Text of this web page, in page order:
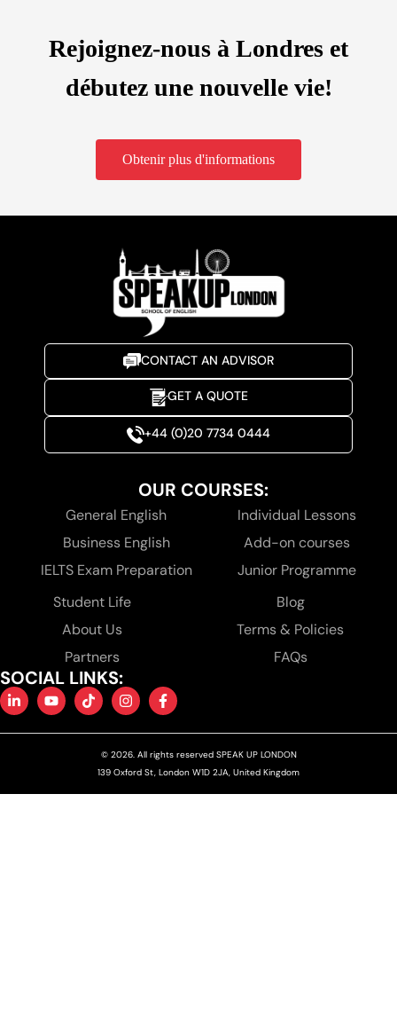
Rejoignez-nous à Londres et
débutez une nouvelle vie!
Obtenir plus d'informations
CONTACT AN ADVISOR
GET A QUOTE
+44 (0)20 7734 0444
OUR COURSES:
General English
Business English
IELTS Exam Preparation
Individual Lessons
Add-on courses
Junior Programme
Student Life
About Us
Partners
Blog
Terms & Policies
FAQs
SOCIAL LINKS:
© 2026. All rights reserved SPEAK UP LONDON
139 Oxford St, London W1D 2JA, United Kingdom